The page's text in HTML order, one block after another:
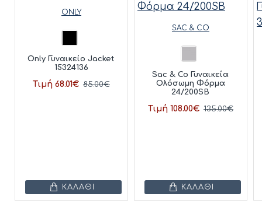
ONLY
Only Γυναικείο Jacket
15324136
Τιμή 68.01€ 85.00€
ΚΑΛΆΘΙ
SAC & CO
Sac & Co Γυναικεία
Ολόσωμη Φόρμα
24/200SB
Τιμή 108.00€ 135.00€
ΚΑΛΆΘΙ